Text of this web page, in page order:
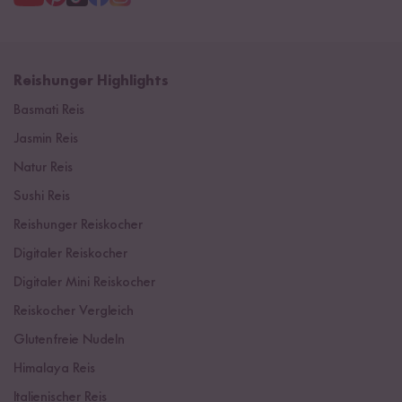
Reishunger Highlights
Basmati Reis
Jasmin Reis
Natur Reis
Sushi Reis
Reishunger Reiskocher
Digitaler Reiskocher
Digitaler Mini Reiskocher
Reiskocher Vergleich
Glutenfreie Nudeln
Himalaya Reis
Italienischer Reis